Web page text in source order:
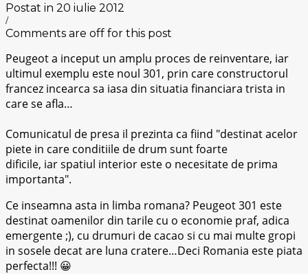
Postat in 20 iulie 2012
/
Comments are off for this post
Peugeot a inceput un amplu proces de reinventare, iar
ultimul exemplu este noul 301, prin care constructorul
francez incearca sa iasa din situatia financiara trista in
care se afla…
Comunicatul de presa il prezinta ca fiind destinat acelor
piete in care conditiile de drum sunt foarte
dificile, iar spatiul interior este o necesitate de prima
importanta .
Ce inseamna asta in limba romana? Peugeot 301 este
destinat oamenilor din tarile cu o economie praf, adica
emergente ;), cu drumuri de cacao si cu mai multe gropi
in sosele decat are luna cratere…Deci Romania este piata
perfecta!!! 😀